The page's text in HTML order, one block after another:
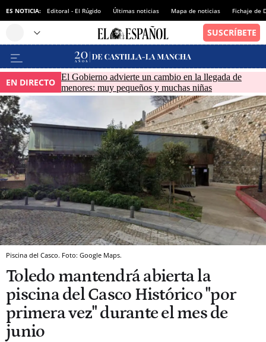
ES NOTICIA: Editoral - El Rúgido Últimas noticias Mapa de noticias Fichaje de
EN DIRECTO El Gobierno advierte un cambio en la llegada de
menores: muy pequeños y muchas niñas
Piscina del Casco. Foto: Google Maps.
Toledo mantendrá abierta la
piscina del Casco Histórico "por
primera vez" durante el mes de
junio